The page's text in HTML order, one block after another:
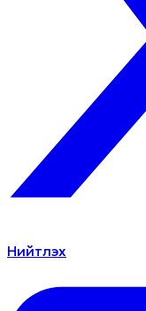
Нийтлэх